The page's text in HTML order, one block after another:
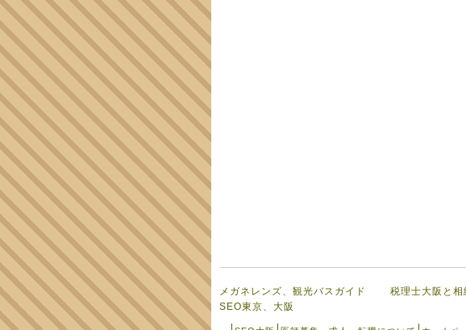
メガネレンズ、観光バスガイド 税理士大阪と相
SEO東京、大阪